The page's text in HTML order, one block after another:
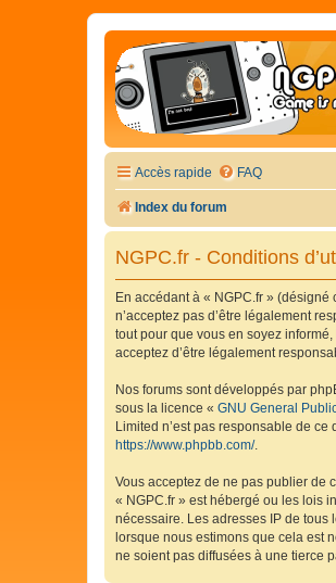
Accès rapide FAQ
Index du forum
NGPC.fr - Conditions
En accédant à « NGPC.fr »
n’acceptez pas d’être légalement
tout pour que vous en soyez
acceptez d’être légalement
Nos forums sont développés par
sous la licence « GNU General
Limited n’est pas responsable de
https://www.phpbb.com/.
Vous acceptez de ne pas publier de
« NGPC.fr » est hébergé ou les lois
nécessaire. Les adresses IP de tous
lorsque nous estimons que cela est
ne soient pas diffusées à une tierce